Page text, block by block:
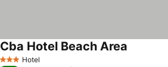
3 EstrelasHotel
Cba Hotel Beach Area